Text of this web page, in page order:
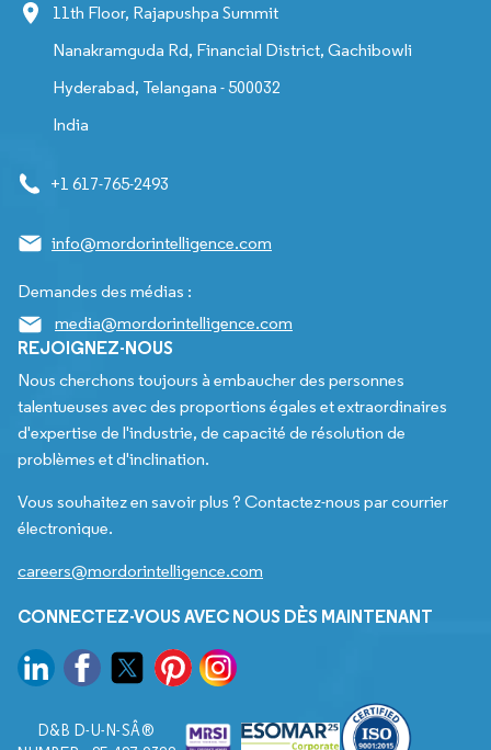
11th Floor, Rajapushpa Summit
Nanakramguda Rd, Financial District, Gachibowli
Hyderabad, Telangana - 500032
India
+1 617-765-2493
info@mordorintelligence.com
Demandes des médias :
media@mordorintelligence.com
REJOIGNEZ-NOUS
Nous cherchons toujours à embaucher des personnes
talentueuses avec des proportions égales et extraordinaires
d'expertise de l'industrie, de capacité de résolution de
problèmes et d'inclination.
Vous souhaitez en savoir plus ? Contactez-nous par courrier
électronique.
careers@mordorintelligence.com
CONNECTEZ-VOUS AVEC NOUS DÈS MAINTENANT
D&B D-U-N-SÂ®